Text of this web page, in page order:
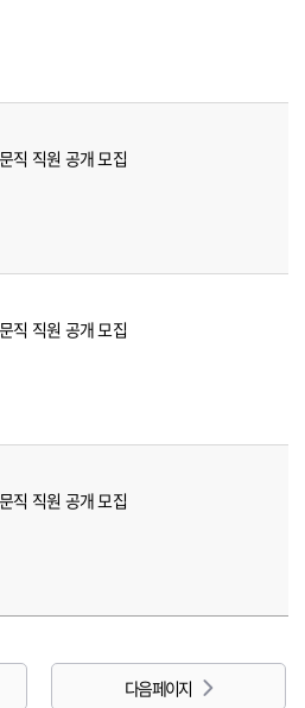
직 직원 공개 모집
직 직원 공개 모집
직 직원 공개 모집
다음 페이지